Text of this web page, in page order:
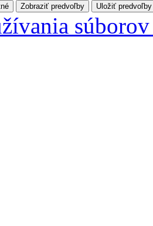
Zobraziť predvoľby Uložiť predvoľby